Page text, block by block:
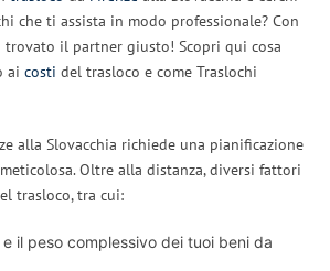
che ti assista in modo professionale? Con
trovato il partner giusto! Scopri qui cosa
ai costi del trasloco e come Traslochi
alla Slovacchia richiede una pianificazione
Oltre alla distanza, diversi fattori
trasloco, tra cui:
il peso complessivo dei tuoi beni da